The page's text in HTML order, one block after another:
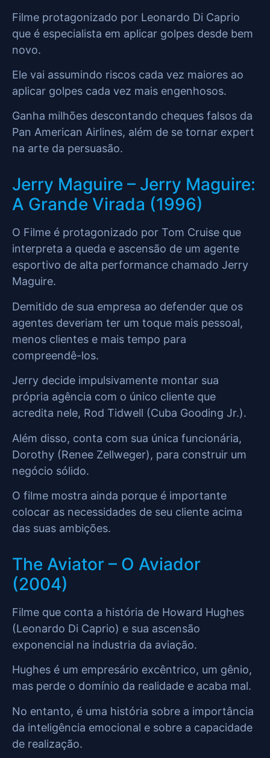
Filme protagonizado por Leonardo Di Caprio
que é especialista em aplicar golpes desde bem
novo.
Ele vai assumindo riscos cada vez maiores ao
aplicar golpes cada vez mais engenhosos.
Ganha milhões descontando cheques falsos da
Pan American Airlines, além de se tornar expert
na arte da persuasão.
Jerry Maguire – Jerry Maguire:
A Grande Virada (1996)
O Filme é protagonizado por Tom Cruise que
interpreta a queda e ascensão de um agente
esportivo de alta performance chamado Jerry
Maguire.
Demitido de sua empresa ao defender que os
agentes deveriam ter um toque mais pessoal,
menos clientes e mais tempo para
compreendê-los.
Jerry decide impulsivamente montar sua
própria agência com o único cliente que
acredita nele, Rod Tidwell (Cuba Gooding Jr.).
Além disso, conta com sua única funcionária,
Dorothy (Renee Zellweger), para construir um
negócio sólido.
O filme mostra ainda porque é importante
colocar as necessidades de seu cliente acima
das suas ambições.
The Aviator – O Aviador
(2004)
Filme que conta a história de Howard Hughes
(Leonardo Di Caprio) e sua ascensão
exponencial na industria da aviação.
Hughes é um empresário excêntrico, um gênio,
mas perde o domínio da realidade e acaba mal.
No entanto, é uma história sobre a importância
da inteligência emocional e sobre a capacidade
de realização.